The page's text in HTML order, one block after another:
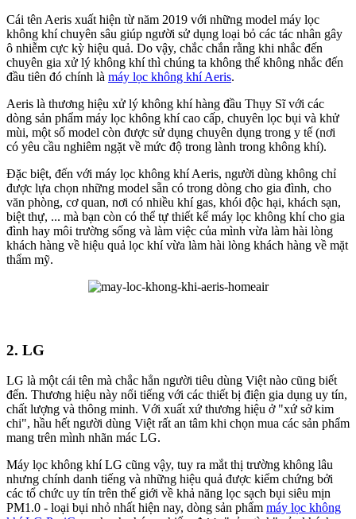
Cái tên Aeris xuất hiện từ năm 2019 với những model máy lọc
không khí chuyên sâu giúp người sử dụng loại bỏ các tác nhân gây
ô nhiễm cực kỳ hiệu quả. Do vậy, chắc chắn rằng khi nhắc đến
chuyên gia xử lý không khí thì chúng ta không thể không nhắc đến
đầu tiên đó chính là máy lọc không khí Aeris.
Aeris là thương hiệu xử lý không khí hàng đầu Thụy Sĩ với các
dòng sản phẩm máy lọc không khí cao cấp, chuyên lọc bụi và khử
mùi, một số model còn được sử dụng chuyên dụng trong y tế (nơi
có yêu cầu nghiêm ngặt về mức độ trong lành trong không khí).
Đặc biệt, đến với máy lọc không khí Aeris, người dùng không chỉ
được lựa chọn những model sẵn có trong dòng cho gia đình, cho
văn phòng, cơ quan, nơi có nhiều khí gas, khói độc hại, khách sạn,
biệt thự, ... mà bạn còn có thể tự thiết kế máy lọc không khí cho gia
đình hay môi trường sống và làm việc của mình vừa làm hài lòng
khách hàng về hiệu quả lọc khí vừa làm hài lòng khách hàng về mặt
thẩm mỹ.
2. LG
LG là một cái tên mà chắc hẳn người tiêu dùng Việt nào cũng biết
đến. Thương hiệu này nổi tiếng với các thiết bị điện gia dụng uy tín,
chất lượng và thông minh. Với xuất xứ thương hiệu ở "xứ sở kim
chi", hầu hết người dùng Việt rất an tâm khi chọn mua các sản phẩm
mang trên mình nhãn mác LG.
Máy lọc không khí LG cũng vậy, tuy ra mắt thị trường không lâu
nhưng chính danh tiếng và những hiệu quả được kiểm chứng bởi
các tổ chức uy tín trên thế giới về khả năng lọc sạch bụi siêu mịn
PM1.0 - loại bụi nhỏ nhất hiện nay, dòng sản phẩm máy lọc không